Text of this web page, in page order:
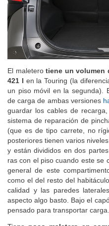
El maleterotiene un volumen
421 len la Touring (la
un piso móvil en la segunda).
de carga de ambas versiones
guardar los cables de
sistema de reparación de
(que es de tipo carrete, no
posteriores tienen varios
y están divididos en dos
ras con el piso cuando este se
general de este
como el del resto del
calidad y las paredes
aspecto algo basto. Bajo el